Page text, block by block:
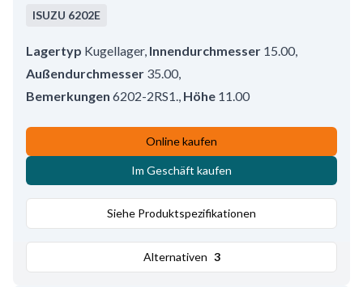
ISUZU 6202E
Lagertyp Kugellager, Innendurchmesser 15.00,
Außendurchmesser 35.00,
Bemerkungen 6202-2RS1., Höhe 11.00
Online kaufen
Im Geschäft kaufen
Siehe Produktspezifikationen
Alternativen 3